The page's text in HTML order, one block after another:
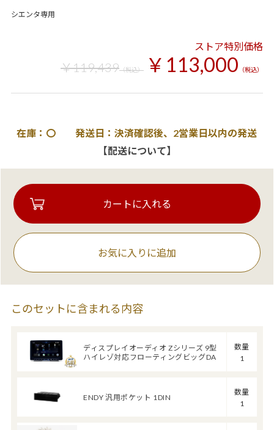
シエンタ専用
ストア特別価格
￥119,439（税込） ￥113,000 （税込）
在庫：〇 発送日：決済確認後、2営業日以内の発送
【配送について】
お気に入りに追加
このセットに含まれる内容
ディスプレイオーディオ Zシリーズ 9型
ハイレゾ対応フローティングビッグDA
数量
1
ENDY 汎用ポケット 1DIN
数量
1